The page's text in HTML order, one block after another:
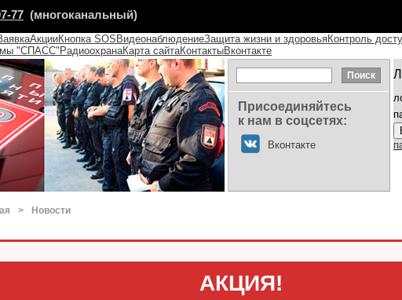
77 (многоканальный)
АкцииКнопка SOS ВидеонаблюдениеЗащита жизни и здоровьяКонтроль
"СПАСС" РадиоохранаКарта сайтаКонтактыВконтакте
Присоединяйтесь
к нам в соцсетях:
Вконтакте
> Новости
АКЦИЯ!